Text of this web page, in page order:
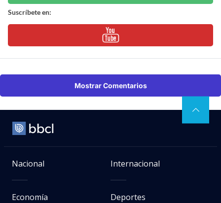
Suscríbete en:
Mostrar Comentarios
Nacional Internacional
Economía Deportes